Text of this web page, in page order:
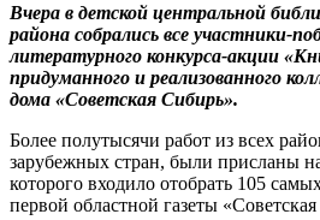
Вчера в детской центральной
района собрались все участники-
литературного конкурса-акции
придуманного и реализованного
дома «Советская Сибирь».
Более полутысячи работ из всех
зарубежных стран, были присланы
которого входило отобрать 105
первой областной газеты